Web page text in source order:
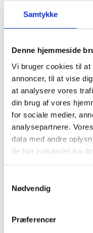
Samtykke
Denne hjemmeside
Vi bruger cookies til
annoncer, til at vise
at analysere vores
din brug af vores
for sociale medier,
analysepartnere.
data med andre
de har indsamlet fra
Nødvendig
Præferencer
Hvis du ser en
kopiere den til dit
Du kan lære mere
arket indeholder tal
Fedt, ikke?
Og der er funktioner
arbejde med datoer
Her kan du se min
inklusiv SUM og TÆL